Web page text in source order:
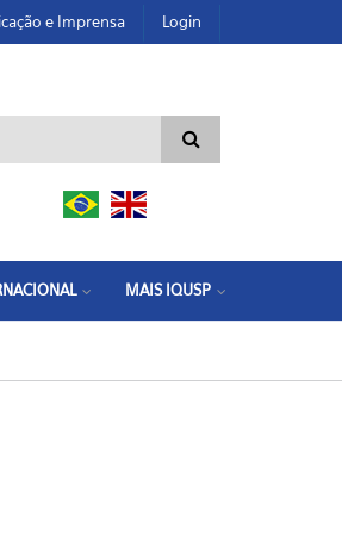
e Imprensa Login
busca
MAIS IQUSP